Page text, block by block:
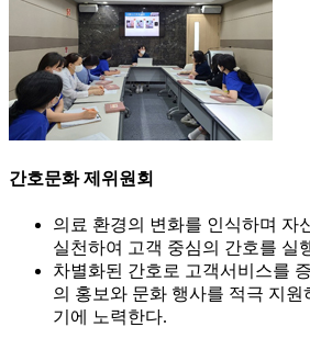
간호문화 제위원회
의료 환경의 변화를 인식하며 자
실천하여 고객 중심의 간호를 실
차별화된 간호로 고객서비스를
의 홍보와 문화 행사를 적극 지
기에 노력한다.